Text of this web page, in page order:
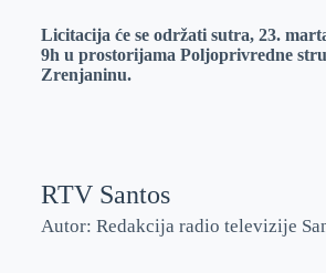
Licitacija će se održati sutra, 23.
9h u prostorijama Poljoprivredne
Zrenjaninu.
RTV Santos
Autor: Redakcija radio televizije